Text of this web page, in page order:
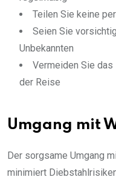
Teilen Sie keine
Seien Sie
Unbekannten
Vermeiden Sie
der Reise
Umgang mit
Der sorgsame Umgang
minimiert